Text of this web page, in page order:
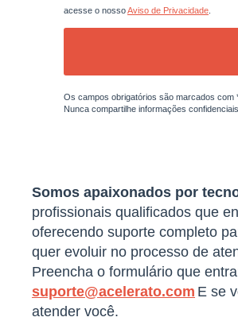
acesse o nossoAviso de Privacidade
Os campos obrigatórios são marcados com
Nunca compartilhe informações
Somos apaixonados por
profissionais qualificados que
oferecendo suporte completo
quer evoluir no processo de
Preencha o formulário que
suporte@acelerato.com E se
atender você.